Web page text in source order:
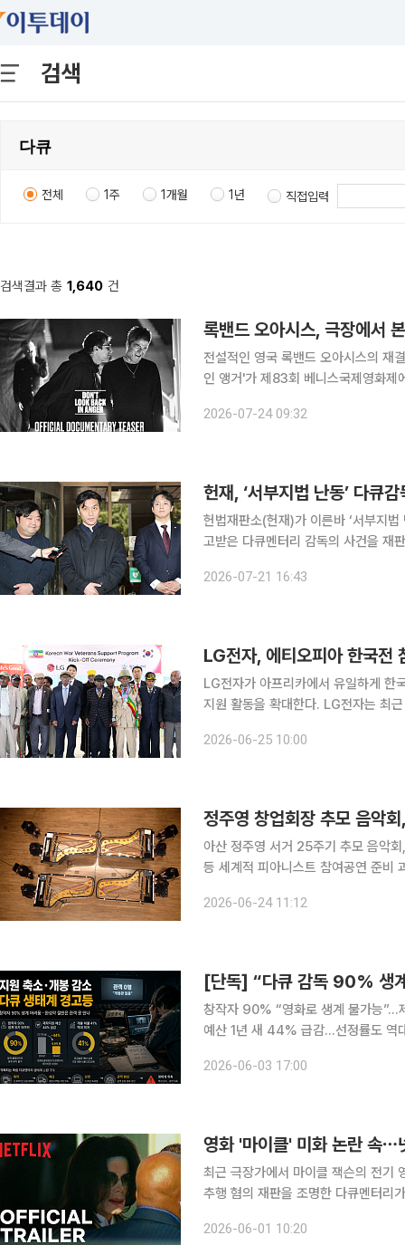
검색
전체 1주 1개월 1년 직접입력
검색결과 총 1,640 건
록밴드 오아시스, 극장에서
전설적인 영국 록밴드 오아시스의 재
인 앵거'가 제83회 베니스국제영화제에
ANGER)'는 9월 2일부터 12일까지
2026-07-24 09:32
헌재, ‘서부지법 난동’ 다큐
헌법재판소(헌재)가 이른바 ‘서부지
고받은 다큐멘터리 감독의 사건을 재판소원에 회부했다. 21일 오
활동의 자유, 평등권 등 기본권을 침
2026-07-21 16:43
LG전자, 에티오피아 한국전
LG전자가 아프리카에서 유일하게 한
지원 활동을 확대한다. LG전자는 최근 에티오피아 한국전쟁 참전용사 기념관에서 국제개발 비정부
2026-06-25 10:00
아산 정주영 서거 25주기 추모 음악
등 세계적 피아니스트 참여공연 준비 과정부
2026-06-24 11:12
[단독] “다큐 감독 90% 생
창작자 90% “영화로 생계 불가능”…
예산 1년 새 44% 급감…선정률도 역
급 위축이 맞물린 삼중고 속에서 붕괴
2026-06-03 17:00
영화 '마이클' 미화 논란 속⋯
최근 극장가에서 마이클 잭슨의 전기
추행 혐의 재판을 조명한 다큐멘터리가 공개를
클 잭슨 재판: 평결(Michael
2026-06-01 10:20